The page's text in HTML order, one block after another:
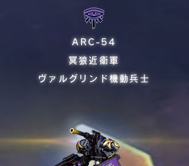
ARC-54
冥狼近衛軍
ヴァルグリンド機動兵士